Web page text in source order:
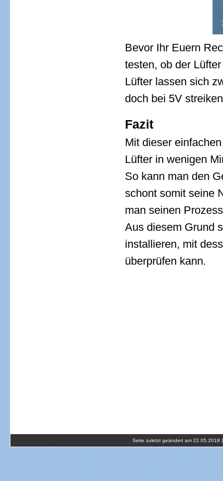
Bevor Ihr Euern
testen, ob der
Lüfter lassen sich
doch bei 5V
Fazit
Mit dieser
Lüfter in wenigen
So kann man den
schont somit seine
man seinen
Aus diesem Grund
installieren, mit
überprüfen kann.
Seite zuletzt geändert am 22.05.2018